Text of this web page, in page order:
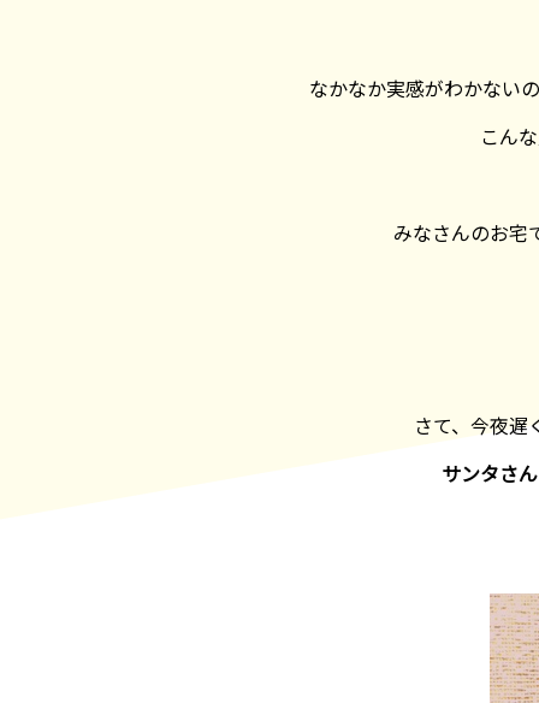
なかなか実感がわかない
こん
みなさんのお宅
さて、今夜遅
サンタさ